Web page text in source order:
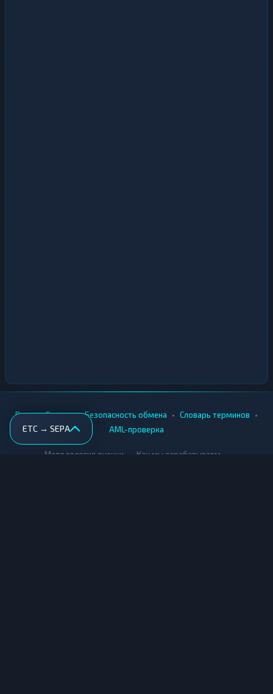
ETC → SEPA
Вики • Города • Безопасность обмена • Словарь терминов •
AML-проверка
Методология оценки Как мы зарабатываем